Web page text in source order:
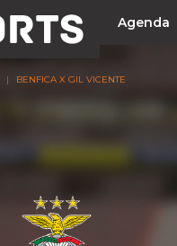
Agenda
BENFICA X GIL VICENTE